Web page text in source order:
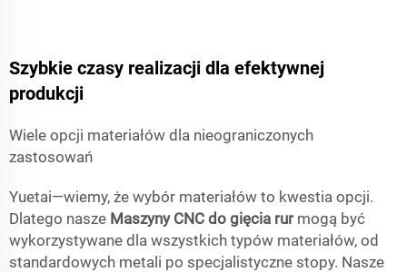
Szybkie czasy realizacji dla efektywnej
produkcji
Wiele opcji materiałów dla nieograniczonych
zastosowań
Yuetai—wiemy, że wybór materiałów to kwestia opcji.
Dlatego nasze Maszyny CNC do gięcia rur mogą być
wykorzystywane dla wszystkich typów materiałów, od
standardowych metali po specjalistyczne stopy. Nasze